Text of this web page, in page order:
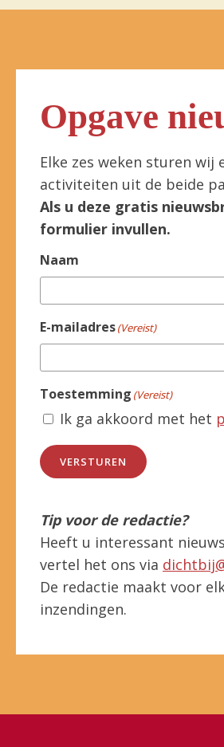
Opgave
Elke zes weken sturen
activiteiten uit de beide
Als u deze gratis
formulier invullen.
Naam
E-mailadres(Vereist)
Toestemming (Vereist)
Ik ga akkoord met het
VERSTUREN
Tip voor de redactie?
Heeft u interessant
vertel het ons via
De redactie maakt voor
inzendingen.